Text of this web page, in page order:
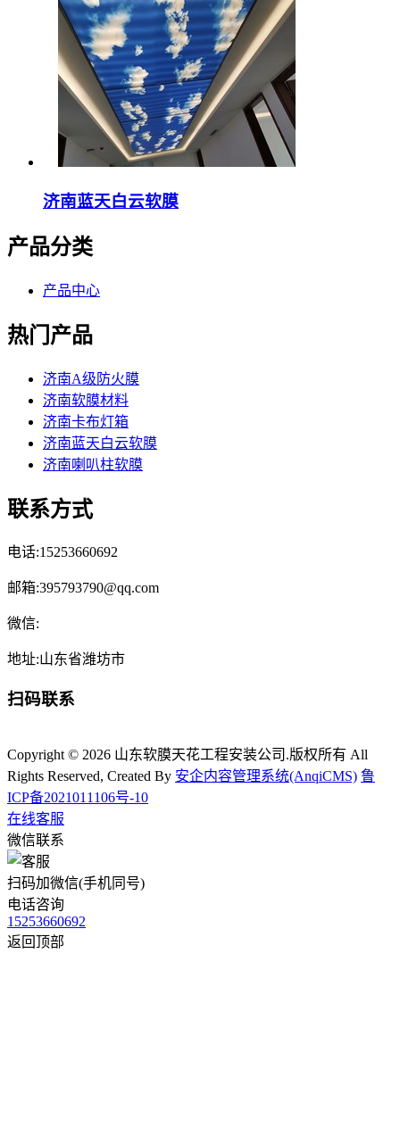
济南蓝天白云软膜
产品分类
产品中心
热门产品
济南A级防火膜
济南软膜材料
济南卡布灯箱
济南蓝天白云软膜
济南喇叭柱软膜
联系方式
电话:15253660692
邮箱:395793790@qq.com
微信:
地址:山东省潍坊市
扫码联系
Copyright © 2026 山东软膜天花工程安装公司.版权所有 All
Rights Reserved, Created By 安企内容管理系统(AnqiCMS) 鲁
ICP备2021011106号-10
在线客服
微信联系
扫码加微信(手机同号)
电话咨询
15253660692
返回顶部